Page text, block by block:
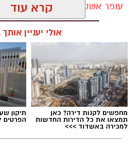
עופר אשטוקר / 11:19 02.07.26
תגים:היכל התרבות יבנה עונת
קרא עוד
אולי יעניין
מחפשים לקנות דירה? כאן
תמצאו את כל הדירות החדשות
למכירה באשדוד >>>
תיקון
הפרטים